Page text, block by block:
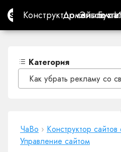
Site.proКонструктор сайтов с
Конструктор сайтов с
Домены
ДоменыЭл. почта
Эл. почта
Категория
Как убрать рекламу со
ЧаВо › Конструктор
Управление сайтом